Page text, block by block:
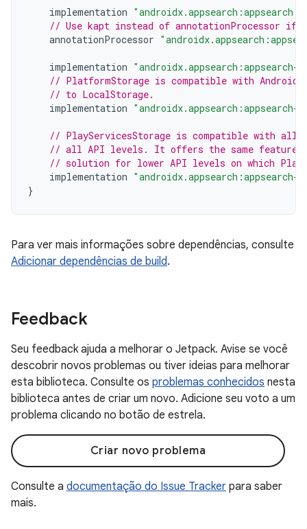
implementation
// Use kapt instead of annotationProcessor if
annotationProcessor
implementation
// PlatformStorage is compatible with
// to LocalStorage.
implementation
// PlayServicesStorage is compatible with all
// all API levels. It offers the same features
// solution for lower API levels on which
implementation
}
Para ver mais informações sobre dependências, consulte
Adicionar dependências de build.
Feedback
Seu feedback ajuda a melhorar o Jetpack. Avise se você
descobrir novos problemas ou tiver ideias para melhorar
esta biblioteca. Consulte os problemas conhecidos nesta
biblioteca antes de criar um novo. Adicione seu voto a um
problema clicando no botão de estrela.
Criar novo problema
Consulte a documentação do Issue Tracker para saber
mais.